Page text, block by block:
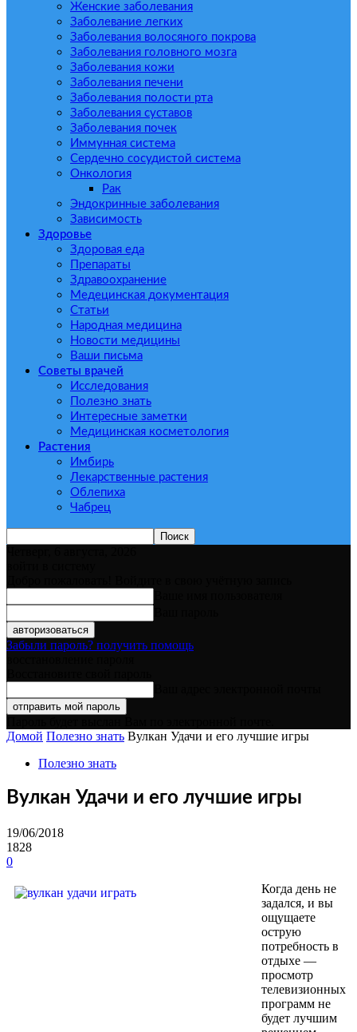
Женские заболевания
Заболевание легких
Заболевания волосяного покрова
Заболевания головного мозга
Заболевания кожи
Заболевания печени
Заболевания полости рта
Заболевания суставов
Заболевания почек
Иммунная система
Сердечно сосудистой система
Онкология
Рак
Эндокринные заболевания
Зависимость
Здоровье
Здоровая еда
Препараты
Здравоохранение
Медецинская документация
Статьи
Народная медицина
Новости медицины
Ваши письма
Советы врачей
Исследования
Полезно знать
Интересные заметки
Медицинская косметология
Растения
Имбирь
Лекарственные растения
Облепиха
Чабрец
Забыли пароль? получить помощь
Домой Полезно знать Вулкан Удачи и его лучшие игры
Полезно знать
Вулкан Удачи и его лучшие игры
19/06/2018
1828
0
Когда день не
задался, и вы
ощущаете
острую
потребность в
отдыхе —
просмотр
телевизионных
программ не
будет лучшим